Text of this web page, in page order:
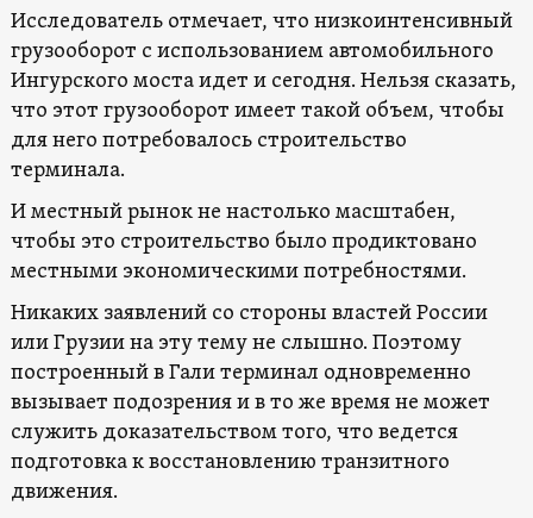
Исследователь отмечает, что низкоинтенсивный
грузооборот с использованием автомобильного
Ингурского моста идет и сегодня. Нельзя сказать,
что этот грузооборот имеет такой объем, чтобы
для него потребовалось строительство
терминала.
И местный рынок не настолько масштабен,
чтобы это строительство было продиктовано
местными экономическими потребностями.
Никаких заявлений со стороны властей России
или Грузии на эту тему не слышно. Поэтому
построенный в Гали терминал одновременно
вызывает подозрения и в то же время не может
служить доказательством того, что ведется
подготовка к восстановлению транзитного
движения.